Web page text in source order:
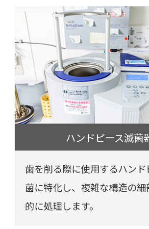
ハンドピース滅菌
歯を削る際に使用するハン
菌に特化し、複雑な構造の
的に処理します。